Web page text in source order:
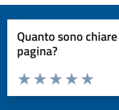
Quanto sono
pagina?
Valuta da 1 a 5 stelle la pagina
Valuta 5
Valuta 4
Valuta 3 stelle
Valuta 2 stelle su 5
Valuta 1 stelle su 5